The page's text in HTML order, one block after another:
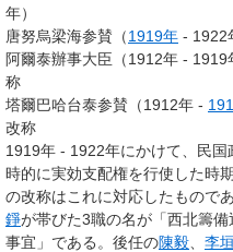
年）
唐努烏梁海参賛（1919年 - 1922
阿爾泰辦事大臣（1912年 -
称
塔爾巴哈台泰参賛（1912年 -
改称
1919年 - 1922年にかけて、民
時的に実効支配権を行使した時
の改称はこれに対応したもので
錚が帯びた3職の名が「西北籌
事宜」である。後任の陳毅 李垣